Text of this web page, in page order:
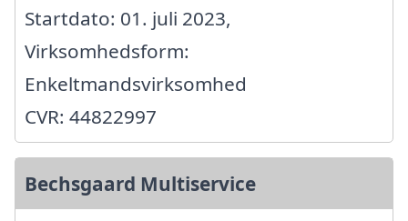
Startdato: 01. juli 2023,
Virksomhedsform:
Enkeltmandsvirksomhed
CVR: 44822997
Bechsgaard Multiservice